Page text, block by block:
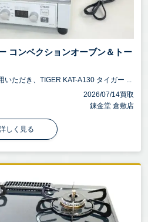
コンベクションオーブン＆トー
いただき、TIGER KAT-A130 タイガー ...
2026/07/14買取
錬金堂 倉敷店
しく見る